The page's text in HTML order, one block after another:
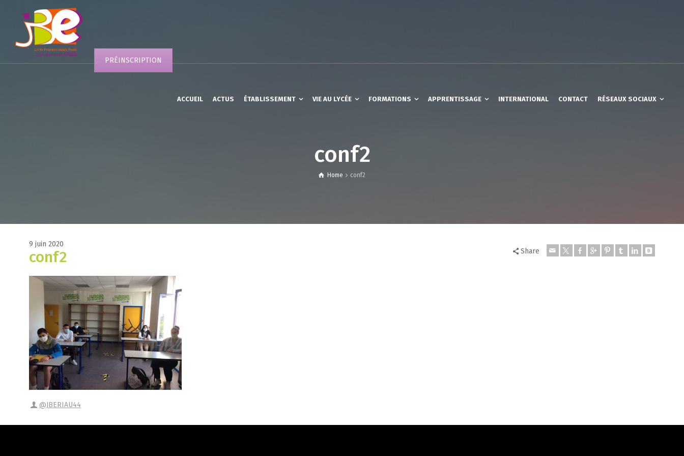
PRÉINSCRIPTION
ACCUEIL ACTUS ÉTABLISSEMENT VIE AU LYCÉE FORMATIONS APPRENTISSAGE INTERNATIONAL CONTACT RÉSEAUX SOCIAUX
conf2
Home conf2
9 juin 2020
conf2 Share
@JBERIAU44